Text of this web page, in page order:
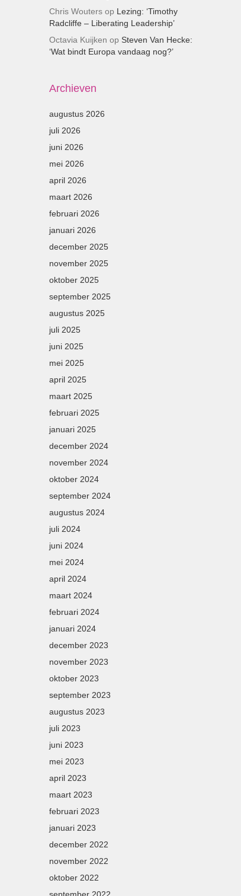
Chris Woutersop Lezing: ‘Timothy
Radcliffe – Liberating Leadership’
Octavia Kuijken op Steven Van Hecke:
‘Wat bindt Europa vandaag nog?’
Archieven
augustus 2026
juli 2026
juni 2026
mei 2026
april 2026
maart 2026
februari 2026
januari 2026
december 2025
november 2025
oktober 2025
september 2025
augustus 2025
juli 2025
juni 2025
mei 2025
april 2025
maart 2025
februari 2025
januari 2025
december 2024
november 2024
oktober 2024
september 2024
augustus 2024
juli 2024
juni 2024
mei 2024
april 2024
maart 2024
februari 2024
januari 2024
december 2023
november 2023
oktober 2023
september 2023
augustus 2023
juli 2023
juni 2023
mei 2023
april 2023
maart 2023
februari 2023
januari 2023
december 2022
november 2022
oktober 2022